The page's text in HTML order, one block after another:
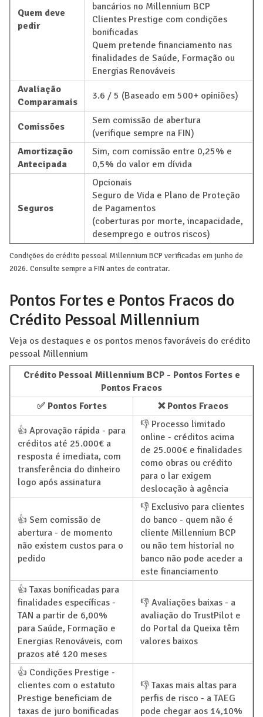
Quem deve
pedir
bancários no Millennium BCP
Clientes Prestige com condições
bonificadas
Quem pretende financiamento nas
finalidades de Saúde, Formação ou
Energias Renováveis
Avaliação
Comparamais
3.6 / 5 (Baseado em 500+ opiniões)
Comissões
Sem comissão de abertura
(verifique sempre na FIN)
Amortização
Antecipada
Sim, com comissão entre 0,25% e
0,5% do valor em dívida
Seguros
Opcionais
Seguro de Vida e Plano de Proteção
de Pagamentos
(coberturas por morte, incapacidade,
desemprego e outros riscos)
Condições do crédito pessoal Millennium BCP verificadas em junho de
2026. Consulte sempre a FIN antes de contratar.
Pontos Fortes e Pontos Fracos do
Crédito Pessoal Millennium
Veja os destaques e os pontos menos favoráveis do crédito
pessoal Millennium
Crédito Pessoal Millennium BCP - Pontos Fortes e
Pontos Fracos
✅ Pontos Fortes
❌ Pontos Fracos
👍 Aprovação rápida - para
créditos até 25.000€ a
resposta é imediata, com
transferência do dinheiro
logo após assinatura
👎 Processo limitado
online - créditos acima
de 25.000€ e finalidades
como obras ou crédito
para o lar exigem
deslocação à agência
👍 Sem comissão de
abertura - de momento
não existem custos para o
pedido
👎 Exclusivo para clientes
do banco - quem não é
cliente Millennium BCP
ou não tem historial no
banco não pode aceder a
este financiamento
👍 Taxas bonificadas para
finalidades específicas -
TAN a partir de 6,00%
para Saúde, Formação e
Energias Renováveis, com
prazos até 120 meses
👎 Avaliações baixas - a
avaliação do TrustPilot e
do Portal da Queixa têm
valores baixos
👍 Condições Prestige -
clientes com o estatuto
Prestige beneficiam de
taxas de juro bonificadas
👎 Taxas mais altas para
perfis de risco - a TAEG
pode chegar aos 14,10%